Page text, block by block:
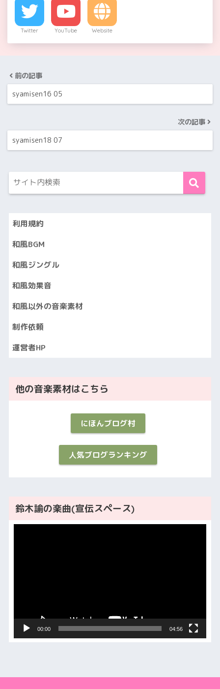
Twitter YouTube Website
前の記事
syamisen16 05
次の記事
syamisen18 07
利用規約
和風BGM
和風ジングル
和風効果音
和風以外の音楽素材
制作依頼
運営者HP
他の音楽素材はこちら
にほんブログ村
人気ブログランキング
鈴木諭の楽曲(宣伝スペース)
00:00 04:56